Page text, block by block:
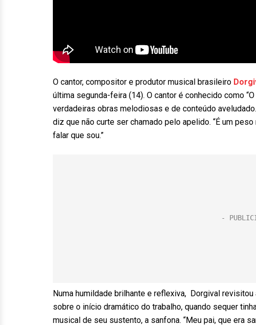
O cantor, compositor e produtor musical brasileiro
última segunda-feira (14). O cantor é conhecido como
verdadeiras obras melodiosas e de conteúdo
diz que não curte ser chamado pelo apelido. “É um
falar que sou.”
Numa humildade brilhante e reflexiva, Dorgival
sobre o início dramático do trabalho, quando sequer
musical de seu sustento, a sanfona. “Meu pai, que era